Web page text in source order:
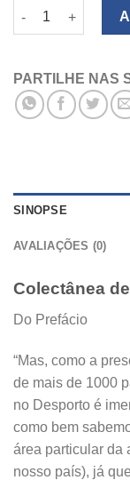
Quantidade de
PARTILHE NAS
SINOPSE
AVALIAÇÕES (0)
Colectânea
Do Prefácio
“Mas, como a
de mais de 1000
no Desporto é
como bem
área particular da
nosso país), já